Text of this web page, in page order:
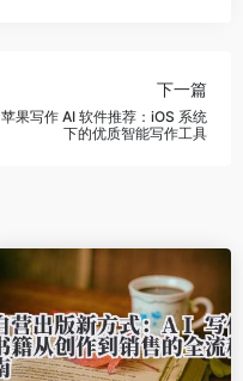
下一篇
苹果写作 AI 软件推荐：iOS 系统
下的优质智能写作工具